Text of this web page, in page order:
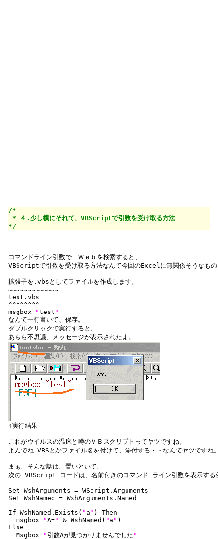
/*
* ４.少し横にそれて、VBScriptで引数を受け取る方法
*/
コマンドライン引数で、Ｗｅｂを検索すると、
VBScriptで引数を受け取る方法なんて今回のExcelに無関係そうなもの
拡張子を.vbsとしてファイルを作成します。
~~~~~~~~~~~~~
test.vbs
^^^^^^^^
msgbox
"test "
なんて一行書いて、保存。
ダブルクリックで実行すると、
これがウイルスの温床と噂のＶＢスクリプトってヤツですね。
よんでね.VBSとかファイル名を付けて、添付する・・なんてヤツですね
まぁ、そんな話は、置いといて、
次の VBScript コードは、名前付きのコマンド ライン引数を表示する
Set WshArguments = WScript.Arguments
Set WshNamed = WshArguments.Named
If WshNamed.Exists( " a " ) Then
  msgbox
"A=" & WshNamed( " a " )
Else
  Msgbox
" 引数Aが見つかりませんでした "